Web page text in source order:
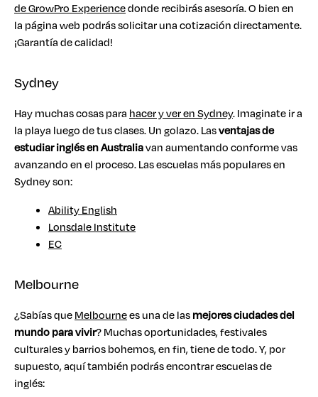
de GrowPro Experiencedonde recibirás asesoría. O bien en
la página web podrás solicitar una cotización directamente.
¡Garantía de calidad!
Sydney
Hay muchas cosas para hacer y ver en Sydney. Imaginate ir a
la playa luego de tus clases. Un golazo. Lasventajas de
estudiar inglés en Australiavan aumentando conforme vas
avanzando en el proceso. Las escuelas más populares en
Sydney son:
Ability English
Lonsdale Institute
EC
Melbourne
¿Sabías queMelbournees una de lasmejores ciudades del
mundo para vivir? Muchas oportunidades, festivales
culturales y barrios bohemos, en fin, tiene de todo. Y, por
supuesto, aquí también podrás encontrar escuelas de
inglés: